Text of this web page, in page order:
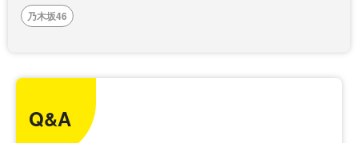
乃木坂46
Q&A